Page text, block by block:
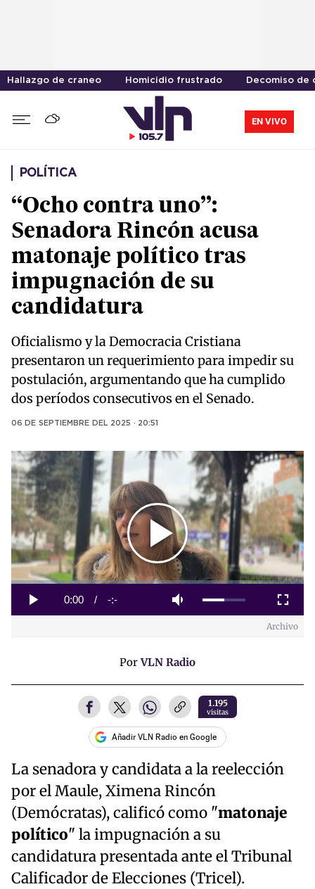
Hallazgo de craneo Homicidio frustrado Decomiso de
EN VIVO
POLÍTICA
“Ocho contra uno”:
Senadora Rincón acusa
matonaje político tras
impugnación de su
candidatura
Oficialismo y la Democracia Cristiana
presentaron un requerimiento para impedir su
postulación, argumentando que ha cumplido
dos períodos consecutivos en el Senado.
06 DE SEPTIEMBRE DEL 2025 · 20:51
Play
Video
Play Mute
Current
0:00 / Duration
-:-
Loaded:
Fullscreen
Archivo
PorVLN Radio
1.195
visitas
Añadir VLN Radio en Google
La senadora y candidata a la reelección
por el Maule, Ximena Rincón
(Demócratas), calificó como "matonaje
político" la impugnación a su
candidatura presentada ante el Tribunal
Calificador de Elecciones (Tricel).